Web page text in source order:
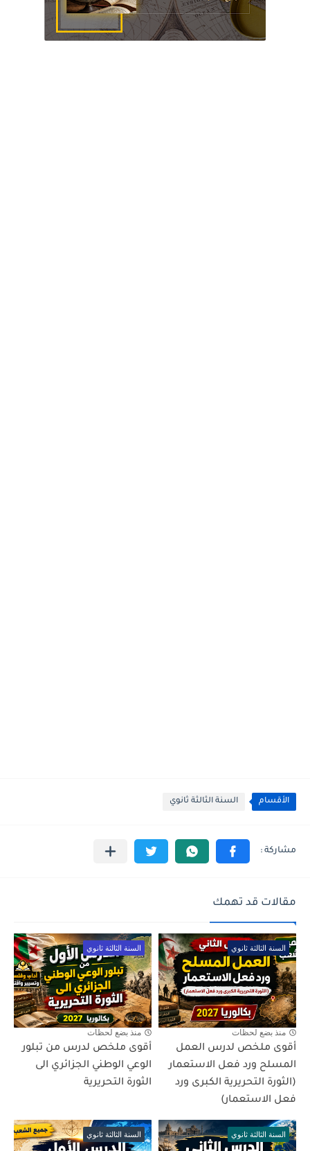
الأقسام السنة الثالثة ثانوي
مقالات قد تهمك
السنة الثالثة ثانوي
منذ بضع لحظات
أقوى ملخص لدرس العمل
المسلح ورد فعل الاستعمار
(الثورة التحريرية الكبرى ورد
فعل الاستعمار)
السنة الثالثة ثانوي
منذ بضع لحظات
أقوى ملخص لدرس من تبلور
الوعي الوطني الجزائري الى
الثورة التحريرية
السنة الثالثة ثانوي السنة الثالثة ثانوي